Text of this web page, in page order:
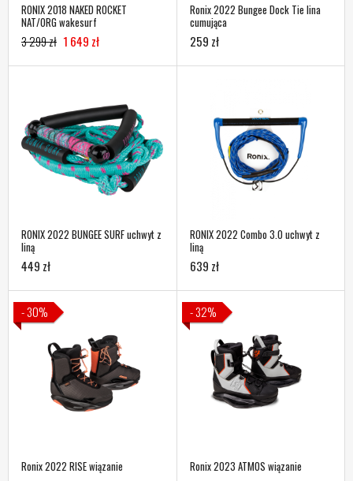
RONIX 2018 NAKED ROCKET
NAT/ORG wakesurf
3 299 zł 1 649 zł
Ronix 2022 Bungee Dock Tie lina
cumująca
259 zł
RONIX 2022 BUNGEE SURF uchwyt z
liną
449 zł
RONIX 2022 Combo 3.0 uchwyt z
liną
639 zł
- 30%
Ronix 2022 RISE wiązanie
- 32%
Ronix 2023 ATMOS wiązanie